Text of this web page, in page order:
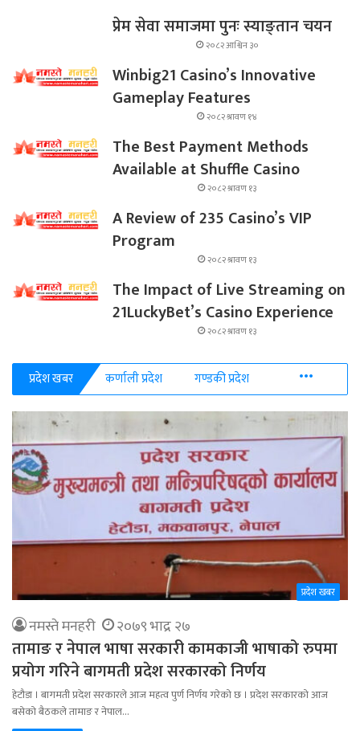
प्रेम सेवा समाजमा पुनः स्याङ्तान चयन
२०८२ आश्विन ३०
Winbig21 Casino’s Innovative
Gameplay Features
२०८२ श्रावण १४
The Best Payment Methods
Available at Shuffle Casino
२०८२ श्रावण १३
A Review of 235 Casino’s VIP
Program
२०८२ श्रावण १३
The Impact of Live Streaming on
21LuckyBet’s Casino Experience
२०८२ श्रावण १३
प्रदेश खबर कर्णाली प्रदेश गण्डकी प्रदेश
प्रदेश खबर
नमस्ते मनहरी २०७९ भाद्र २७
तामाङ र नेपाल भाषा सरकारी कामकाजी भाषाको रुपमा
प्रयोग गरिने बागमती प्रदेश सरकारको निर्णय
हेटौडा । बागमती प्रदेश सरकारले आज महत्व पुर्ण निर्णय गरेको छ । प्रदेश सरकारको आज
बसेको बैठकले तामाङ र नेपाल…